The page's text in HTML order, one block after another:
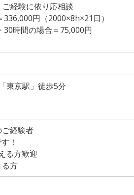
経験に依り応相談
円（2000×8h×21日）
時間の場合＝75,000円
東京駅」徒歩5分
経験者
！
る方歓迎
方